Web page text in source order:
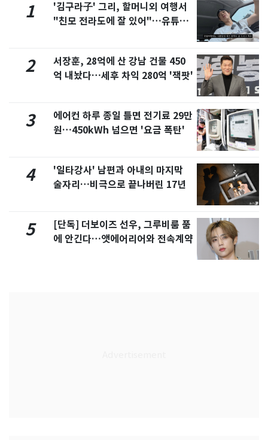
1
'김구라子' 그리, 할머니외 여행서
"친모 전라도에 잘 있어"…유튜브
2
서장훈, 28억에 산 강남 건물 450
억 내놨다…세후 차익 280억 '잭팟'
3
에어컨 하루 종일 틀면 전기료 29만
원…450kWh 넘으면 '요금 폭탄'
4
'일타강사' 남편과 아내의 마지막
술자리…비극으로 끝나버린 17년
5
[단독] 더보이즈 선우, 그루비룸 품
에 안긴다…앳에어리어와 전속계약